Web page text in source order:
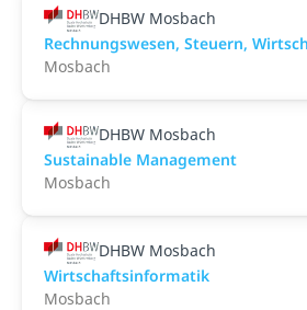
DHBW Mosbach
Rechnungswesen, Steuern,
Mosbach
DHBW Mosbach
Sustainable Management
Mosbach
DHBW Mosbach
Wirtschaftsinformatik
Mosbach